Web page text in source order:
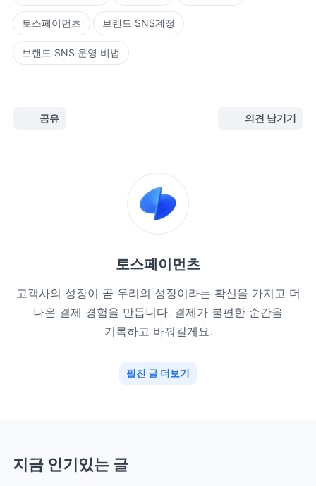
토스페이먼츠 브랜드 SNS계정
브랜드 SNS 운영 비법
공유 의견 남기기
토스페이먼츠
고객사의 성장이 곧 우리의 성장이라는 확신을 가지고 더
나은 결제 경험을 만듭니다. 결제가 불편한 순간을
기록하고 바꿔갈게요.
필진 글 더보기
지금 인기있는 글